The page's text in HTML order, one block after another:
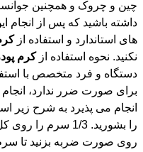
های استاندارد و استفاده از
نکنید. نحوه استفاده ازکرم